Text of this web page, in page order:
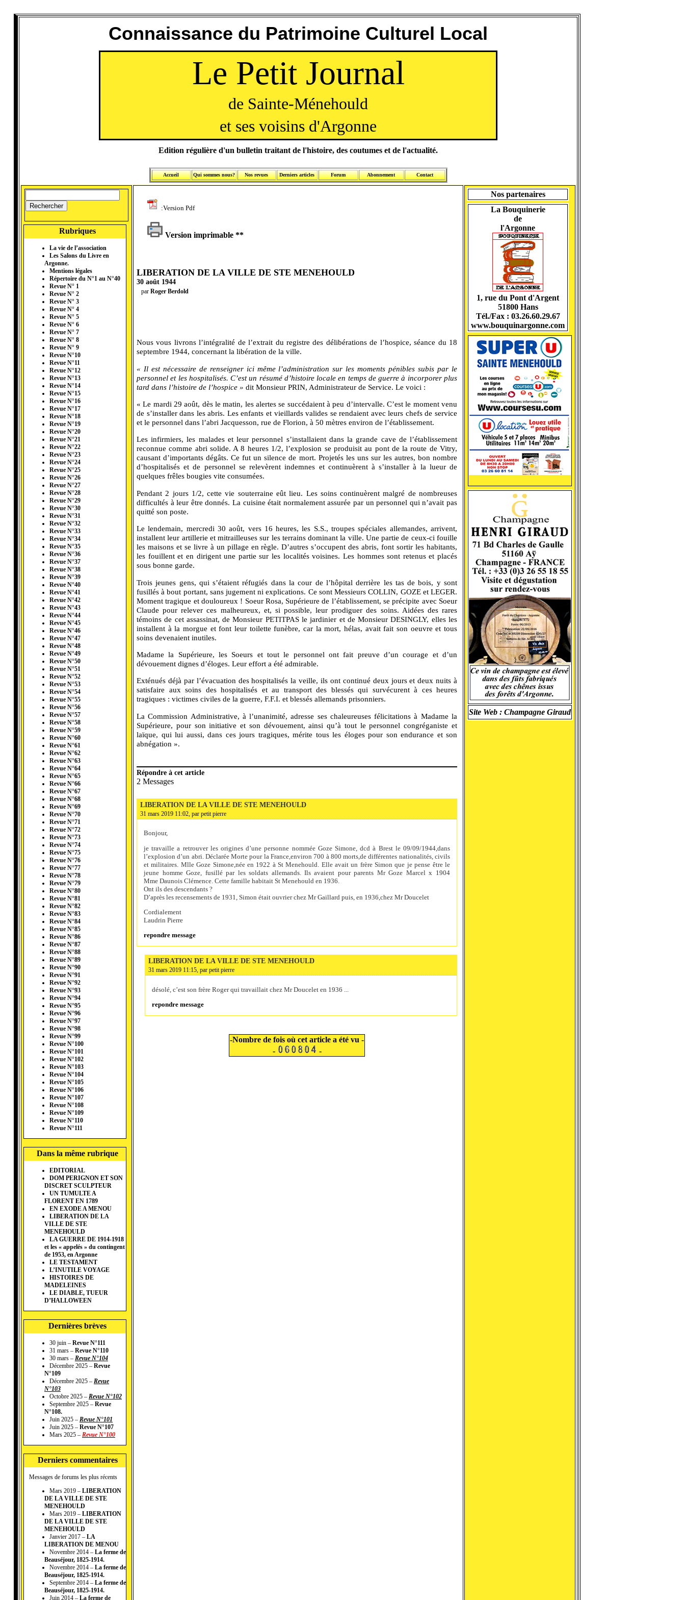
Connaissance du Patrimoine Culturel Local
Le Petit Journal
de Sainte-Ménehould
et ses voisins d'Argonne
Edition régulière d'un bulletin traitant de l'histoire, des coutumes et de l'actualité.
Accueil Qui sommes nous? Nos revues Derniers articles Forum Abonnement Contact
Rubriques
La vie de l’association
Les Salons du Livre en
Argonne.
Mentions légales
Répertoire du N°1 au N°40
Revue N° 1
Revue N° 2
Revue N° 3
Revue N° 4
Revue N° 5
Revue N° 6
Revue N° 7
Revue N° 8
Revue N° 9
Revue N°10
Revue N°11
Revue N°12
Revue N°13
Revue N°14
Revue N°15
Revue N°16
Revue N°17
Revue N°18
Revue N°19
Revue N°20
Revue N°21
Revue N°22
Revue N°23
Revue N°24
Revue N°25
Revue N°26
Revue N°27
Revue N°28
Revue N°29
Revue N°30
Revue N°31
Revue N°32
Revue N°33
Revue N°34
Revue N°35
Revue N°36
Revue N°37
Revue N°38
Revue N°39
Revue N°40
Revue N°41
Revue N°42
Revue N°43
Revue N°44
Revue N°45
Revue N°46
Revue N°47
Revue N°48
Revue N°49
Revue N°50
Revue N°51
Revue N°52
Revue N°53
Revue N°54
Revue N°55
Revue N°56
Revue N°57
Revue N°58
Revue N°59
Revue N°60
Revue N°61
Revue N°62
Revue N°63
Revue N°64
Revue N°65
Revue N°66
Revue N°67
Revue N°68
Revue N°69
Revue N°70
Revue N°71
Revue N°72
Revue N°73
Revue N°74
Revue N°75
Revue N°76
Revue N°77
Revue N°78
Revue N°79
Revue N°80
Revue N°81
Revue N°82
Revue N°83
Revue N°84
Revue N°85
Revue N°86
Revue N°87
Revue N°88
Revue N°89
Revue N°90
Revue N°91
Revue N°92
Revue N°93
Revue N°94
Revue N°95
Revue N°96
Revue N°97
Revue N°98
Revue N°99
Revue N°100
Revue N°101
Revue N°102
Revue N°103
Revue N°104
Revue N°105
Revue N°106
Revue N°107
Revue N°108
Revue N°109
Revue N°110
Revue N°111
Dans la même rubrique
EDITORIAL
DOM PERIGNON ET SON
DISCRET SCULPTEUR
UN TUMULTE A
FLORENT EN 1789
EN EXODE A MENOU
LIBERATION DE LA
VILLE DE STE
MENEHOULD
LA GUERRE DE 1914-1918
et les « appelés » du contingent
de 1953, en Argonne
LE TESTAMENT
L’INUTILE VOYAGE
HISTOIRES DE
MADELEINES
LE DIABLE, TUEUR
D’HALLOWEEN
Dernières brèves
30 juin – Revue N°111
31 mars – Revue N°110
30 mars – Revue N°104
Décembre 2025 – Revue
N°109
Décembre 2025 – Revue
N°103
Octobre 2025 – Revue N°102
Septembre 2025 – Revue
N°108.
Juin 2025 – Revue N°101
Juin 2025 – Revue N°107
Mars 2025 – Revue N°100
Derniers commentaires
Messages de forums les plus récents
Mars 2019 – LIBERATION
DE LA VILLE DE STE
MENEHOULD
Mars 2019 – LIBERATION
DE LA VILLE DE STE
MENEHOULD
Janvier 2017 – LA
LIBERATION DE MENOU
Novembre 2014 – La ferme de
Beauséjour, 1825-1914.
Novembre 2014 – La ferme de
Beauséjour, 1825-1914.
Septembre 2014 – La ferme de
Beauséjour, 1825-1914.
Juin 2014 – La ferme de
:Version Pdf
Version imprimable **
LIBERATION DE LA VILLE DE STE MENEHOULD
30 août 1944
par Roger Berdold
Nous vous livrons l’intégralité de l’extrait du registre des délibérations de l’hospice, séance du 18
septembre 1944, concernant la libération de la ville.
« Il est nécessaire de renseigner ici même l’administration sur les moments pénibles subis par le
personnel et les hospitalisés. C’est un résumé d’histoire locale en temps de guerre à incorporer plus
tard dans l’histoire de l’hospice » dit Monsieur PRIN, Administrateur de Service. Le voici :
« Le mardi 29 août, dès le matin, les alertes se succédaient à peu d’intervalle. C’est le moment venu
de s’installer dans les abris. Les enfants et vieillards valides se rendaient avec leurs chefs de service
et le personnel dans l’abri Jacquesson, rue de Florion, à 50 mètres environ de l’établissement.
Les infirmiers, les malades et leur personnel s’installaient dans la grande cave de l’établissement
reconnue comme abri solide. A 8 heures 1/2, l’explosion se produisit au pont de la route de Vitry,
causant d’importants dégâts. Ce fut un silence de mort. Projetés les uns sur les autres, bon nombre
d’hospitalisés et de personnel se relevèrent indemnes et continuèrent à s’installer à la lueur de
quelques frêles bougies vite consumées.
Pendant 2 jours 1/2, cette vie souterraine eût lieu. Les soins continuèrent malgré de nombreuses
difficultés à leur être donnés. La cuisine était normalement assurée par un personnel qui n’avait pas
quitté son poste.
Le lendemain, mercredi 30 août, vers 16 heures, les S.S., troupes spéciales allemandes, arrivent,
installent leur artillerie et mitrailleuses sur les terrains dominant la ville. Une partie de ceux-ci fouille
les maisons et se livre à un pillage en règle. D’autres s’occupent des abris, font sortir les habitants,
les fouillent et en dirigent une partie sur les localités voisines. Les hommes sont retenus et placés
sous bonne garde.
Trois jeunes gens, qui s’étaient réfugiés dans la cour de l’hôpital derrière les tas de bois, y sont
fusillés à bout portant, sans jugement ni explications. Ce sont Messieurs COLLIN, GOZE et LEGER.
Moment tragique et douloureux ! Soeur Rosa, Supérieure de l’établissement, se précipite avec Soeur
Claude pour relever ces malheureux, et, si possible, leur prodiguer des soins. Aidées des rares
témoins de cet assassinat, de Monsieur PETITPAS le jardinier et de Monsieur DESINGLY, elles les
installent à la morgue et font leur toilette funèbre, car la mort, hélas, avait fait son oeuvre et tous
soins devenaient inutiles.
Madame la Supérieure, les Soeurs et tout le personnel ont fait preuve d’un courage et d’un
dévouement dignes d’éloges. Leur effort a été admirable.
Exténués déjà par l’évacuation des hospitalisés la veille, ils ont continué deux jours et deux nuits à
satisfaire aux soins des hospitalisés et au transport des blessés qui survécurent à ces heures
tragiques : victimes civiles de la guerre, F.F.I. et blessés allemands prisonniers.
La Commission Administrative, à l’unanimité, adresse ses chaleureuses félicitations à Madame la
Supérieure, pour son initiative et son dévouement, ainsi qu’à tout le personnel congréganiste et
laïque, qui lui aussi, dans ces jours tragiques, mérite tous les éloges pour son endurance et son
abnégation ».
Répondre à cet article
2 Messages
LIBERATION DE LA VILLE DE STE MENEHOULD
31 mars 2019 11:02, par petit pierre
Bonjour,
je travaille a retrouver les origines d’une personne nommée Goze Simone, dcd à Brest le 09/09/1944,dans
l’explosion d’un abri. Déclarée Morte pour la France,environ 700 à 800 morts,de différentes nationalités, civils
et militaires. Mlle Goze Simone,née en 1922 à St Menehould. Elle avait un frère Simon que je pense être le
jeune homme Goze, fusillé par les soldats allemands. Ils avaient pour parents Mr Goze Marcel x 1904
Mme Daunois Clémence. Cette famille habitait St Menehould en 1936.
Ont ils des descendants ?
D’après les recensements de 1931, Simon était ouvrier chez Mr Gaillard puis, en 1936,chez Mr Doucelet
Cordialement
Laudrin Pierre
repondre message
LIBERATION DE LA VILLE DE STE MENEHOULD
31 mars 2019 11:15, par petit pierre
désolé, c’est son frère Roger qui travaillait chez Mr Doucelet en 1936 ...
repondre message
-Nombre de fois où cet article a été vu -
-
-
Nos partenaires
La Bouquinerie
de
l'Argonne
1, rue du Pont d'Argent
51800 Hans
Tél./Fax : 03.26.60.29.67
www.bouquinargonne.com
Site Web : Champagne Giraud